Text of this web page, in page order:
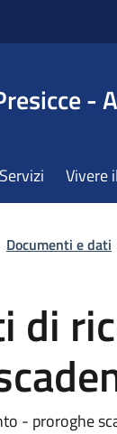
-
Servizi Vivere
Documenti e dati
di
- proroghe